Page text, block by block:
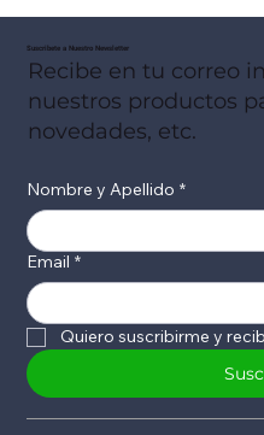
Suscribete a Nuestro Newsletter
Recibe en tu correo
nuestros productos
novedades, etc.
Nombre y Apellido *
Email *
Quiero suscribirme y